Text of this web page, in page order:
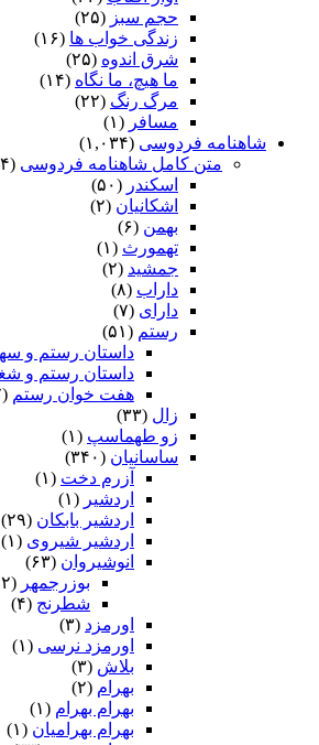
حجم سبز (۲۵)
زندگی خواب ها (۱۶)
شرق اندوه (۲۵)
ما هیچ، ما نگاه (۱۴)
مرگ رنگ (۲۲)
مسافر (۱)
شاهنامه فردوسی (۱,۰۳۴)
متن کامل شاهنامه فردوسی (۱,۰۳۴)
اسکندر (۵۰)
اشکانیان (۲)
بهمن (۶)
تهمورث (۱)
جمشید (۲)
داراب (۸)
دارای (۷)
رستم (۵۱)
داستان رستم و
داستان رستم و
هفت خوان رستم‏ (۷)
زال (۳۳)
زو طهماسپ‏ (۱)
ساسانیان (۳۴۰)
آزرم دخت (۱)
اردشیر (۱)
اردشیر بابکان (۲۹)
اردشیر شیروی (۱)
انوشیروان (۶۳)
بوزرجمهر (۱۲)
شطرنج (۴)
اورمزد (۳)
اورمزد نرسى‏ (۱)
بلاش (۳)
بهرام (۲)
بهرام بهرام (۱)
بهرام بهرامیان‏ (۱)